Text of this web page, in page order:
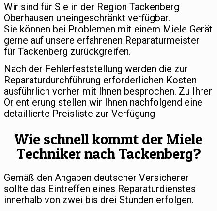
Wir sind für Sie in der Region Tackenberg
Oberhausen uneingeschränkt verfügbar.
Sie können bei Problemen mit einem Miele Gerät
gerne auf unsere erfahrenen Reparaturmeister
für Tackenberg zurückgreifen.
Nach der Fehlerfeststellung werden die zur
Reparaturdurchführung erforderlichen Kosten
ausführlich vorher mit Ihnen besprochen. Zu Ihrer
Orientierung stellen wir Ihnen nachfolgend eine
detaillierte Preisliste zur Verfügung
Wie schnell kommt der Miele
Techniker nach Tackenberg?
Gemäß den Angaben deutscher Versicherer
sollte das Eintreffen eines Reparaturdienstes
innerhalb von zwei bis drei Stunden erfolgen.